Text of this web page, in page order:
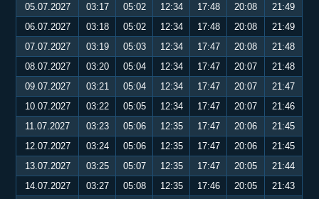
05.07.2027
03:17 05:02 12:34 17:48 20:08
21:49
06.07.2027
03:18 05:02 12:34 17:48 20:08
21:49
07.07.2027
03:19 05:03 12:34 17:47 20:08
21:48
08.07.2027
03:20 05:04 12:34 17:47 20:07
21:48
09.07.2027
03:21 05:04 12:34 17:47 20:07
21:47
10.07.2027
03:22 05:05 12:34 17:47 20:07
21:46
11.07.2027
03:23 05:06 12:35 17:47 20:06
21:45
12.07.2027
03:24 05:06 12:35 17:47 20:06
21:45
13.07.2027
03:25 05:07 12:35 17:47 20:05
21:44
14.07.2027
03:27 05:08 12:35 17:46 20:05
21:43